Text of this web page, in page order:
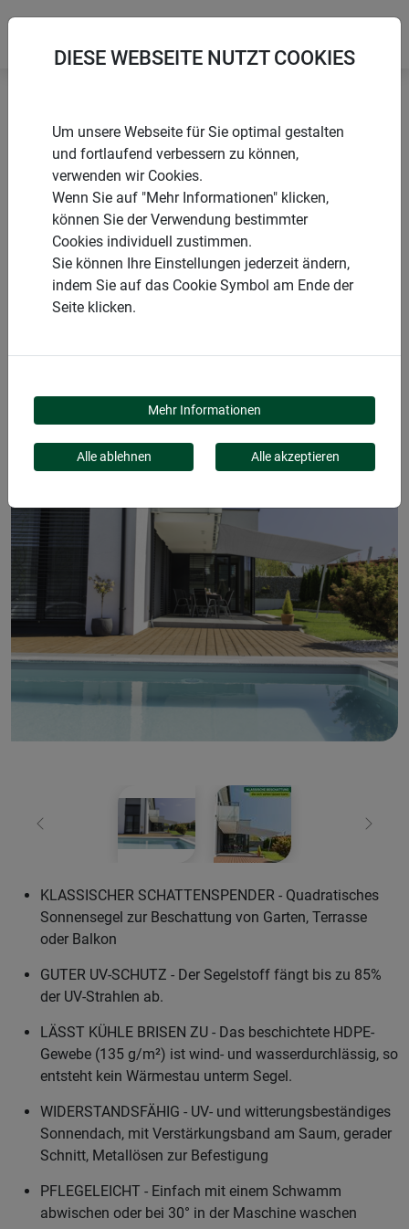
Startseite Sonnensegel Sun Sail ELBA Quadrat
PRODUKTE
SUN SAIL ELBA
Zurück Weiter
KLASSISCHER SCHATTENSPENDER - Quadratisches
Sonnensegel zur Beschattung von Garten, Terrasse
oder Balkon
GUTER UV-SCHUTZ - Der Segelstoff fängt bis zu 85%
der UV-Strahlen ab.
LÄSST KÜHLE BRISEN ZU - Das beschichtete HDPE-
Gewebe (135 g/m²) ist wind- und wasserdurchlässig, so
entsteht kein Wärmestau unterm Segel.
WIDERSTANDSFÄHIG - UV- und witterungsbeständiges
Sonnendach, mit Verstärkungsband am Saum, gerader
Schnitt, Metallösen zur Befestigung
PFLEGELEICHT - Einfach mit einem Schwamm
abwischen oder bei 30° in der Maschine waschen
DIESE WEBSEITE NUTZT COOKIES
Um unsere Webseite für Sie optimal gestalten
und fortlaufend verbessern zu können,
verwenden wir Cookies.
Wenn Sie auf "Mehr Informationen" klicken,
können Sie der Verwendung bestimmter
Cookies individuell zustimmen.
Sie können Ihre Einstellungen jederzeit ändern,
indem Sie auf das Cookie Symbol am Ende der
Seite klicken.
Mehr Informationen
Alle ablehnen Alle akzeptieren